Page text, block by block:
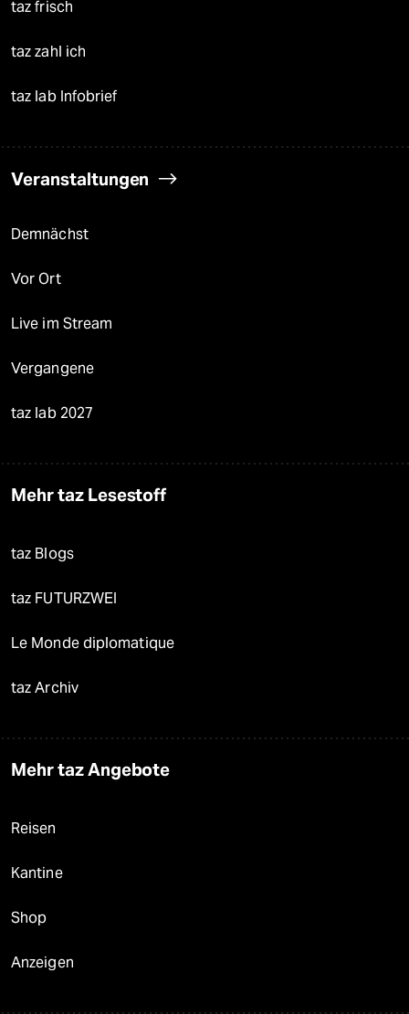
taz frisch
taz zahl ich
taz lab Infobrief
Veranstaltungen
Demnächst
Vor Ort
Live im Stream
Vergangene
taz lab 2027
Mehr taz Lesestoff
taz Blogs
taz FUTURZWEI
Le Monde diplomatique
taz Archiv
Mehr taz Angebote
Reisen
Kantine
Shop
Anzeigen